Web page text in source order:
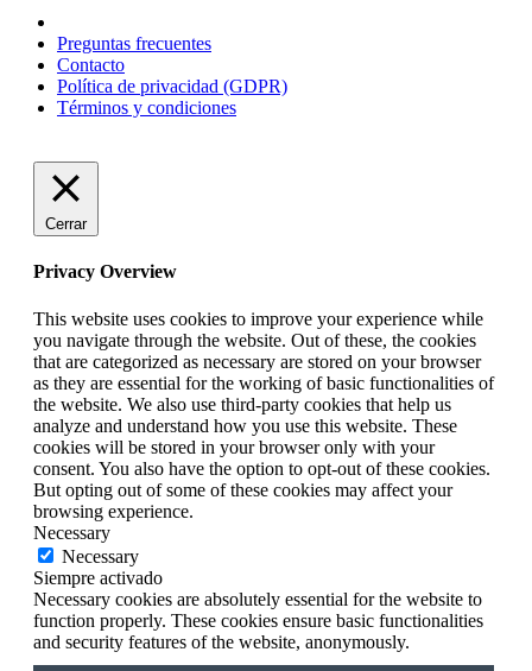
Preguntas frecuentes
Contacto
Política de privacidad (GDPR)
Términos y condiciones
Cerrar
Privacy Overview
This website uses cookies to improve your experience while
you navigate through the website. Out of these, the cookies
that are categorized as necessary are stored on your browser
as they are essential for the working of basic functionalities of
the website. We also use third-party cookies that help us
analyze and understand how you use this website. These
cookies will be stored in your browser only with your
consent. You also have the option to opt-out of these cookies.
But opting out of some of these cookies may affect your
browsing experience.
Necessary
Necessary
Siempre activado
Necessary cookies are absolutely essential for the website to
function properly. These cookies ensure basic functionalities
and security features of the website, anonymously.